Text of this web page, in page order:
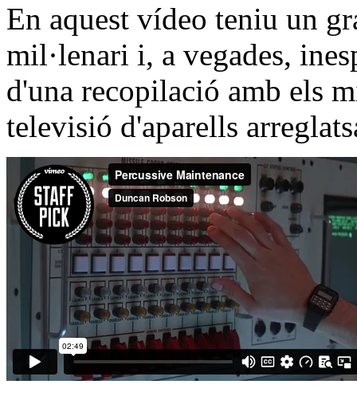
En aquest vídeo teniu un
mil·lenari i, a vegades,
d'una recopilació amb els
televisió d'aparells